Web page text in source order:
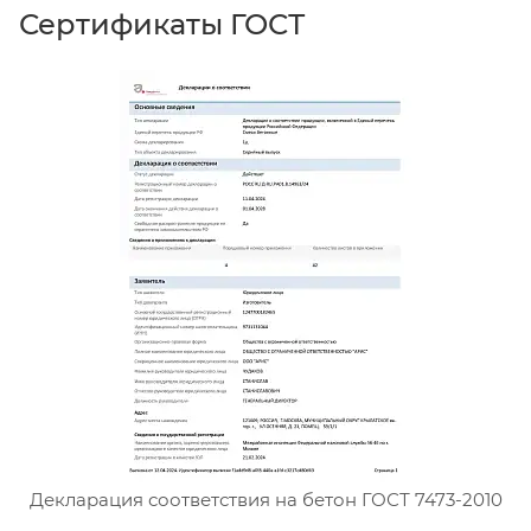
Сертификаты ГОСТ
Сертификат соответствия
Декларация соответствия на бетон ГОСТ 7473-2010